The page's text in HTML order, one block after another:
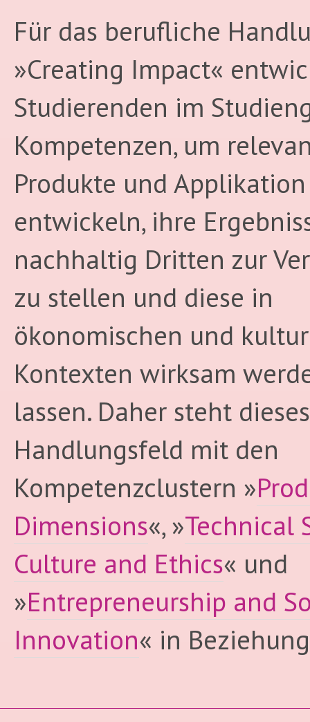
Für das berufliche
»Creating Impact«
Studierenden im
Kompetenzen, um
Produkte und
entwickeln, ihre
nachhaltig Dritten zur
zu stellen und diese in
ökonomischen und
Kontexten wirksam
lassen. Daher steht dieses
Handlungsfeld mit den
Kompetenzclustern »
Dimensions«, »Technical
Culture and Ethics« und
»Entrepreneurship and
Innovation« in